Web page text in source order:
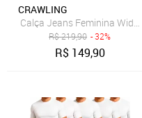
CRAWLING
Calça Jeans Feminina
R$219,90 - 32%
R$ 149,90